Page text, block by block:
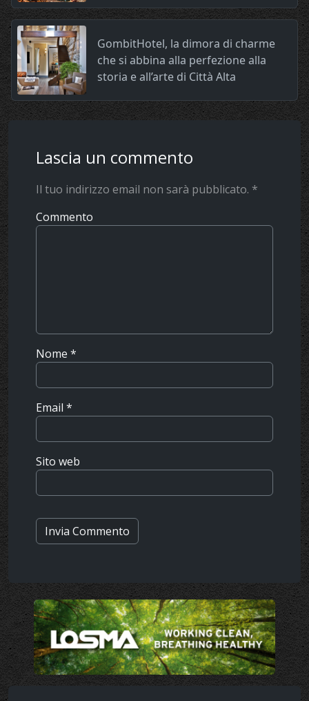
GombitHotel, la dimora di charme
che si abbina alla perfezione alla
storia e all’arte di Città Alta
Lascia un commento
Il tuo indirizzo email non sarà pubblicato. *
Commento
Nome *
Email *
Sito web